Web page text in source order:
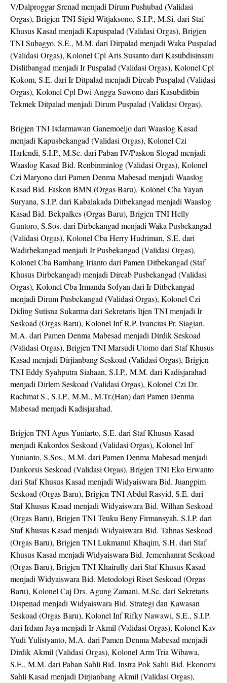
V/Dalproggar Srenad menjadi Dirum Pushubad (Validasi
Orgas), Brigjen TNI Sigid Witjaksono, S.I.P., M.Si. dari Staf
Khusus Kasad menjadi Kapuspalad (Validasi Orgas), Brigjen
TNI Subagyo, S.E., M.M. dari Dirpalad menjadi Waka Puspalad
(Validasi Orgas), Kolonel Cpl Aris Susanto dari Kasubdisinsani
Dislitbangad menjadi Ir Puspalad (Validasi Orgas), Kolonel Cpl
Kokom, S.E. dari Ir Ditpalad menjadi Dircab Puspalad (Validasi
Orgas), Kolonel Cpl Dwi Angga Suwono dari Kasubditbin
Tekmek Ditpalad menjadi Dirum Puspalad (Validasi Orgas).
Brigjen TNI Isdarmawan Ganemoeljo dari Waaslog Kasad
menjadi Kapusbekangad (Validasi Orgas), Kolonel Czi
Harfendi, S.I.P., M.Sc. dari Paban IV/Paskon Slogad menjadi
Waaslog Kasad Bid. Renbinminlog (Validasi Orgas), Kolonel
Czi Maryono dari Pamen Denma Mabesad menjadi Waaslog
Kasad Bid. Faskon BMN (Orgas Baru), Kolonel Cba Yayan
Suryana, S.I.P. dari Kabalakada Ditbekangad menjadi Waaslog
Kasad Bid. Bekpalkes (Orgas Baru), Brigjen TNI Helly
Guntoro, S.Sos. dari Dirbekangad menjadi Waka Pusbekangad
(Validasi Orgas), Kolonel Cba Herry Hudriman, S.E. dari
Wadirbekangad menjadi Ir Pusbekangad (Validasi Orgas),
Kolonel Cba Bambang Irianto dari Pamen Ditbekangad (Staf
Khusus Dirbekangad) menjadi Dircab Pusbekangad (Validasi
Orgas), Kolonel Cba Irmanda Sofyan dari Ir Ditbekangad
menjadi Dirum Pusbekangad (Validasi Orgas), Kolonel Czi
Diding Sutisna Sukarma dari Sekretaris Itjen TNI menjadi Ir
Seskoad (Orgas Baru), Kolonel Inf R.P. Ivancius Pr. Siagian,
M.A. dari Pamen Denma Mabesad menjadi Dirdik Seskoad
(Validasi Orgas), Brigjen TNI Marsudi Utomo dari Staf Khusus
Kasad menjadi Dirjianbang Seskoad (Validasi Orgas), Brigjen
TNI Eddy Syahputra Siahaan, S.I.P., M.M. dari Kadisjarahad
menjadi Dirlem Seskoad (Validasi Orgas), Kolonel Czi Dr.
Rachmat S., S.I.P., M.M., M.Tr.(Han) dari Pamen Denma
Mabesad menjadi Kadisjarahad.
Brigjen TNI Agus Yuniarto, S.E. dari Staf Khusus Kasad
menjadi Kakordos Seskoad (Validasi Orgas), Kolonel Inf
Yunianto, S.Sos., M.M. dari Pamen Denma Mabesad menjadi
Dankorsis Seskoad (Validasi Orgas), Brigjen TNI Eko Erwanto
dari Staf Khusus Kasad menjadi Widyaiswara Bid. Juangpim
Seskoad (Orgas Baru), Brigjen TNI Abdul Rasyid, S.E. dari
Staf Khusus Kasad menjadi Widyaiswara Bid. Wilhan Seskoad
(Orgas Baru), Brigjen TNI Teuku Beny Firmansyah, S.I.P. dari
Staf Khusus Kasad menjadi Widyaiswara Bid. Tahnas Seskoad
(Orgas Baru), Brigjen TNI Lukmanul Khaqim, S.H. dari Staf
Khusus Kasad menjadi Widyaiswara Bid. Jemenhanrat Seskoad
(Orgas Baru), Brigjen TNI Khairully dari Staf Khusus Kasad
menjadi Widyaiswara Bid. Metodologi Riset Seskoad (Orgas
Baru), Kolonel Caj Drs. Agung Zamani, M.Sc. dari Sekretaris
Dispenad menjadi Widyaiswara Bid. Strategi dan Kawasan
Seskoad (Orgas Baru), Kolonel Inf Rifky Nawawi, S.E., S.I.P.
dari Irdam Jaya menjadi Ir Akmil (Validasi Orgas), Kolonel Kav
Yudi Yulistyanto, M.A. dari Pamen Denma Mabesad menjadi
Dirdik Akmil (Validasi Orgas), Kolonel Arm Tria Wibawa,
S.E., M.M. dari Paban Sahli Bid. Instra Pok Sahli Bid. Ekonomi
Sahli Kasad menjadi Dirjianbang Akmil (Validasi Orgas),